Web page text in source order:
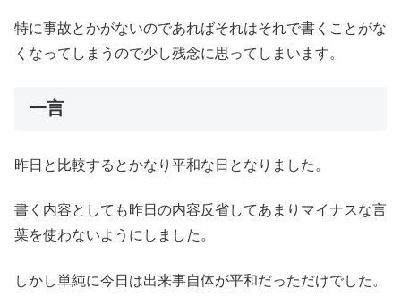
特に事故とかがないのであればそれはそれで書くことがな
くなってしまうので少し残念に思ってしまいます。
一言
昨日と比較するとかなり平和な日となりました。
書く内容としても昨日の内容反省してあまりマイナスな言
葉を使わないようにしました。
しかし単純に今日は出来事自体が平和だっただけでした。